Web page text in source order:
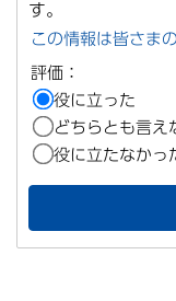
す。
この情報は皆さま
評価：
役に立った
どちらとも言え
役に立たなかっ